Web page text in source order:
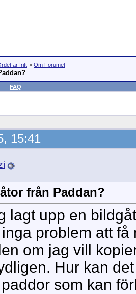
är fritt > Om Forumet
FAQ
15:41
från Paddan?
lagt upp en
problem att
om jag vill
Hur kan
som kan